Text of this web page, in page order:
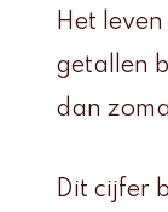
Het
getallen
dan
Dit cijfer